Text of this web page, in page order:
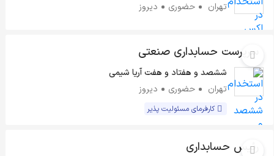
تهران
حضوری دیروز
سرپرست حسابداری صنعتی
ششصد و هفتاد و هفت آریا شیمی
تهران
حضوری دیروز
کارفرمای مسئولیت پذیر
رئیس حسابداری